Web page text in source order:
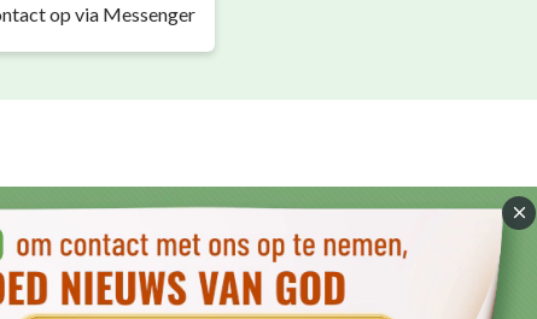
waren mooi, sommigen waren walgelijk,
was geschonken, met hun eigen wildheid
op de bergen. Met minachting voor iedereen, zo
echte heersers over de bergen en bossen. Vanaf
op via Messenger